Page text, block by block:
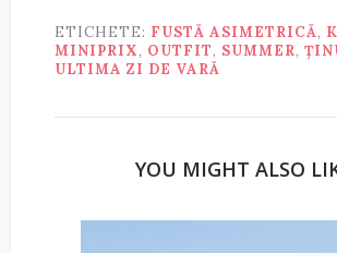
ETICHETE: FUSTĂ ASIMETRICĂ,
MINIPRIX, OUTFIT, SUMMER,
ULTIMA ZI DE VARĂ
YOU MIGHT ALSO